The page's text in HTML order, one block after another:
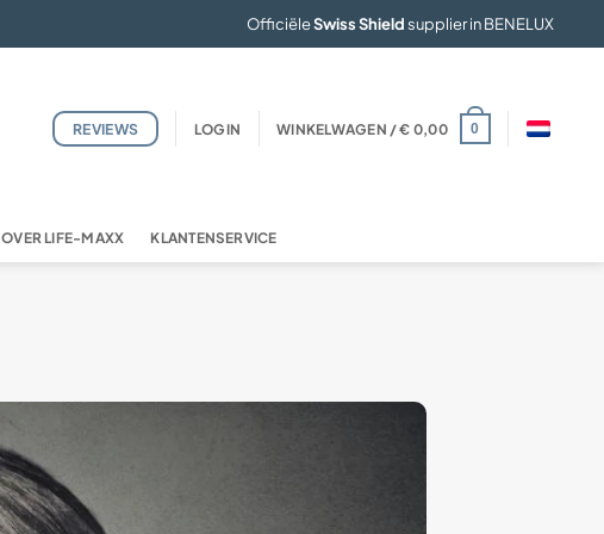
OfficiëleSwiss Shieldsupplier in BENELUX
REVIEWS LOGIN WINKELWAGEN /€ 0,00 0
OVER LIFE-MAXX KLANTENSERVICE